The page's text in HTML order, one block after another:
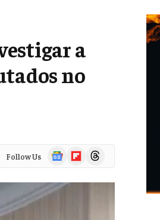
a
no
Follow Us
Google
News
FlipboardThreads